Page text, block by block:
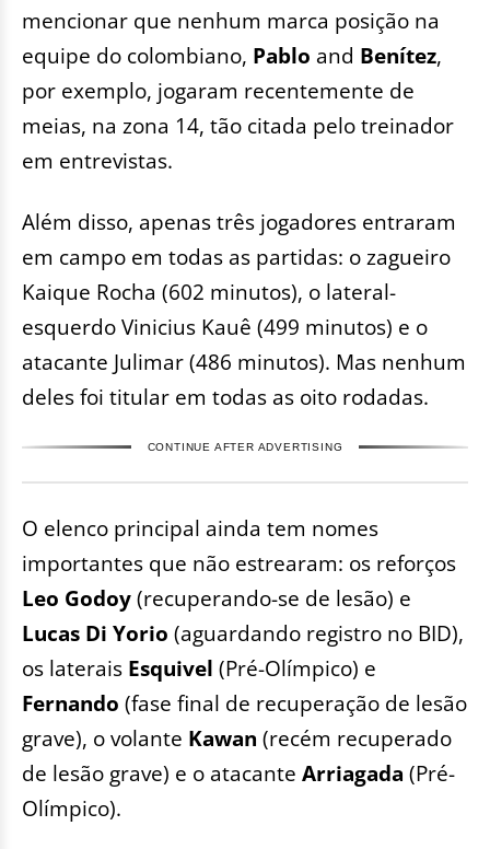
mencionar que nenhum marca posição na
equipe do colombiano, Pablo and Benítez,
por exemplo, jogaram recentemente de
meias, na zona 14, tão citada pelo treinador
em entrevistas.
Além disso, apenas três jogadores entraram
em campo em todas as partidas: o zagueiro
Kaique Rocha (602 minutos), o lateral-
esquerdo Vinicius Kauê (499 minutos) e o
atacante Julimar (486 minutos). Mas nenhum
deles foi titular em todas as oito rodadas.
CONTINUE AFTER ADVERTISING
O elenco principal ainda tem nomes
importantes que não estrearam: os reforços
Leo Godoy(recuperando-se de lesão) e
Lucas Di Yorio (aguardando registro no BID),
os laterais Esquivel (Pré-Olímpico) e
Fernando (fase final de recuperação de lesão
grave), o volante Kawan (recém recuperado
de lesão grave) e o atacante Arriagada (Pré-
Olímpico).